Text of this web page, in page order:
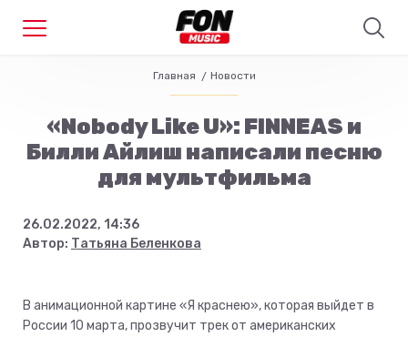
Главная Новости
«Nobody Like U»: FINNEAS и
Билли Айлиш написали песню
для мультфильма
26.02.2022, 14:36
Автор: Татьяна Беленкова
В анимационной картине «Я краснею», которая выйдет в
России 10 марта, прозвучит трек от американских